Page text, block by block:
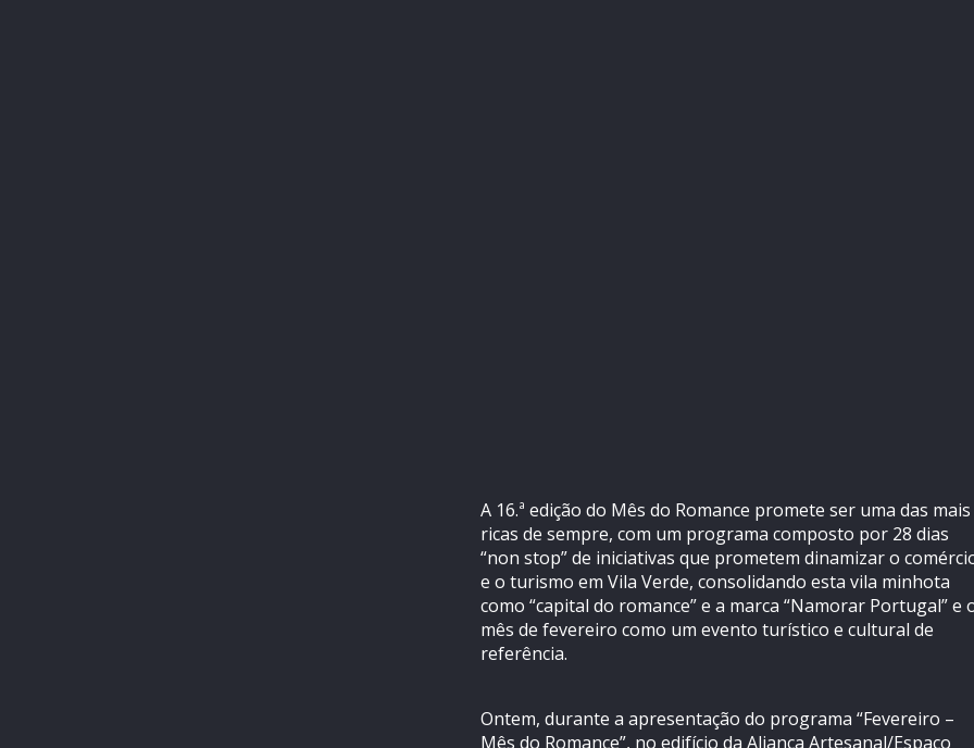
A 16.ª edição do Mês do Romance promete ser uma das mais
ricas de sempre, com um programa composto por 28 dias
“non stop” de iniciativas que prometem dinamizar o
e o turismo em Vila Verde, consolidando esta vila minhota
como “capital do romance” e a marca “Namorar Portugal” e
mês de fevereiro como um evento turístico e cultural de
referência.
Ontem, durante a apresentação do programa “Fevereiro –
Mês do Romance”, no edifício da Aliança Artesanal/Espaço